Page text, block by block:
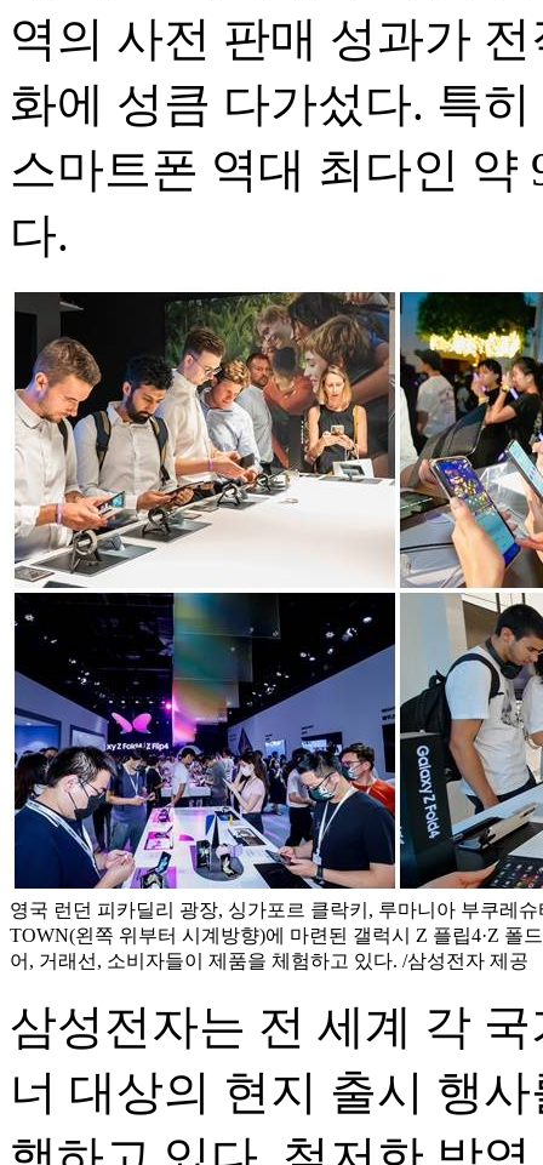
역의 사전 판매 성과가
화에 성큼 다가섰다. 특
스마트폰 역대 최다인 약
다.
영국 런던 피카딜리 광장, 싱가포르 클락키, 루마니아 부쿠레
TOWN(왼쪽 위부터 시계방향)에 마련된 갤럭시 Z 플립4·Z 폴
어, 거래선, 소비자들이 제품을 체험하고 있다. /삼성전자 제공
삼성전자는 전 세계 각
너 대상의 현지 출시 행